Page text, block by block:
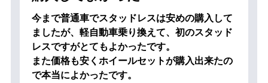
今まで普通車でスタッドレスは安めの購入して
ましたが、軽自動車乗り換えて、初のスタッド
レスですがとてもよかったです。
また価格も安くホイールセットが購入出来たの
で本当によかったです。